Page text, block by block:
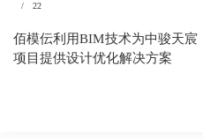
/ 22
佰模伝利用BIM技术为中骏天宸
项目提供设计优化解决方案